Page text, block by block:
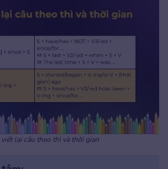
viết lại câu theo thì và thời gian